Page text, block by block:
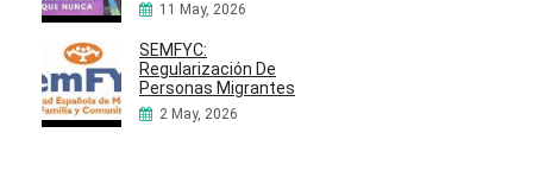
11 May, 2026
SEMFYC:
Regularización De
Personas Migrantes
2 May, 2026